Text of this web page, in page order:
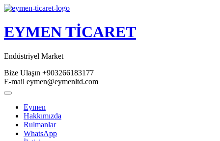
Skip
content
EYMEN TİCARET
Endüstriyel Market
Bize Ulaşın +903266183177
E-mail eymen@eymenltd.com
Open
ButtonEymen
Hakkımızda
Rulmanlar
WhatsApp